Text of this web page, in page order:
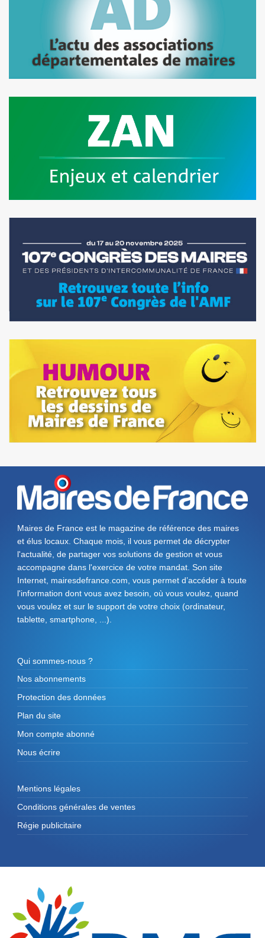
Maires de France est le magazine de référence des maires
et élus locaux. Chaque mois, il vous permet de décrypter
l'actualité, de partager vos solutions de gestion et vous
accompagne dans l'exercice de votre mandat. Son site
Internet, mairesdefrance.com, vous permet d’accéder à toute
l'information dont vous avez besoin, où vous voulez, quand
vous voulez et sur le support de votre choix (ordinateur,
tablette, smartphone, ...).
Qui sommes-nous ?
Nos abonnements
Protection des données
Plan du site
Mon compte abonné
Nous écrire
Mentions légales
Conditions générales de ventes
Régie publicitaire